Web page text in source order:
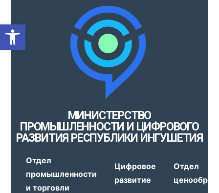
Открыть панель
МИНИСТЕРСТВО
ПРОМЫШЛЕННОСТИ И ЦИФРОВОГО
РАЗВИТИЯ РЕСПУБЛИКИ ИНГУШЕТИЯ
Отдел
промышленности
и торговли
Цифровое
развитие
Отдел